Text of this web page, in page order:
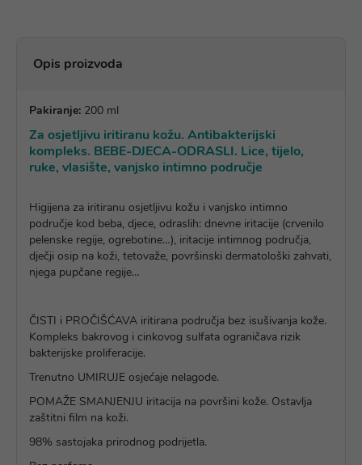
Opis proizvoda
Pakiranje: 200 ml
Za osjetljivu iritiranu kožu. Antibakterijski
kompleks. BEBE-DJECA-ODRASLI. Lice, tijelo,
ruke, vlasište, vanjsko intimno područje
Higijena za iritiranu osjetljivu kožu i vanjsko intimno
područje kod beba, djece, odraslih: dnevne iritacije (crvenilo
pelenske regije, ogrebotine…), iritacije intimnog područja,
dječji osip na koži, tetovaže, površinski dermatološki zahvati,
njega pupčane regije…
ČISTI i PROČIŠĆAVA iritirana područja bez isušivanja kože.
Kompleks bakrovog i cinkovog sulfata ograničava rizik
bakterijske proliferacije.
Trenutno UMIRUJE osjećaje nelagode.
POMAŽE SMANJENJU iritacija na površini kože. Ostavlja
zaštitni film na koži.
98% sastojaka prirodnog podrijetla.